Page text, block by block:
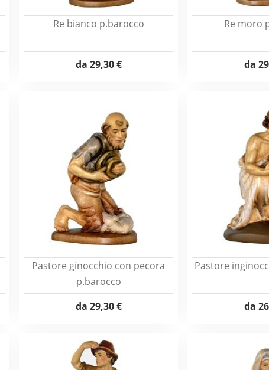
Re bianco p.barocco
da 29,30 €
Re moro
da
Pastore ginocchio con pecora
p.barocco
da 29,30 €
Pastore
da